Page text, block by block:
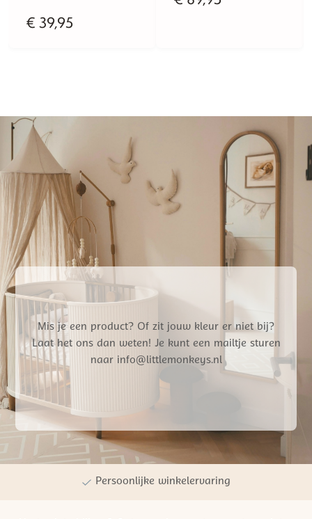
€ 39,95
Mis je een product? Of zit jouw kleur er niet bij?
Laat het ons dan weten! Je kunt een mailtje sturen
naar info@littlemonkeys.nl
Gratis verzending vanaf €50,- NL
Persoonlijke winkelervaring